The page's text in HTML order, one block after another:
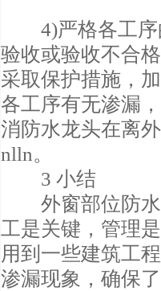
4)严格各工序
验收或验收不合
采取保护措施，
各工序有无渗漏
消防水龙头在离
nlln。
3 小结
外窗部位防水
工是关键，管理
用到一些建筑工
渗漏现象，确保